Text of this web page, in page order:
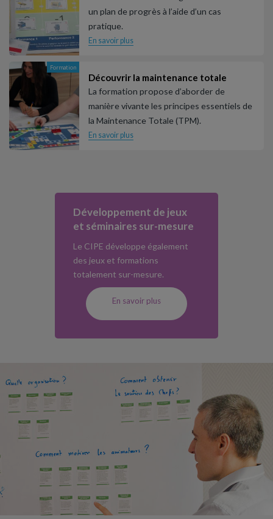
un plan de progrès à l’aide d’un cas
pratique.
En savoir plus
Formation
Découvrir la maintenance totale
La formation propose d’aborder de
manière vivante les principes essentiels de
la Maintenance Totale (TPM).
En savoir plus
Développement de jeux
et séminaires sur-mesure
Le CIPE développe également
des jeux et formations
totalement sur-mesure.
En savoir plus